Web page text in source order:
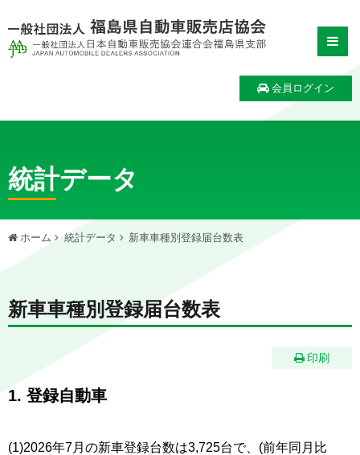
会員ログイン
統計データ
ホーム 統計データ 新車車種別登録届台数表
新車車種別登録届台数表
印刷
1. 登録自動車
(1)2026年7月の新車登録台数は3,725台で、(前年同月比